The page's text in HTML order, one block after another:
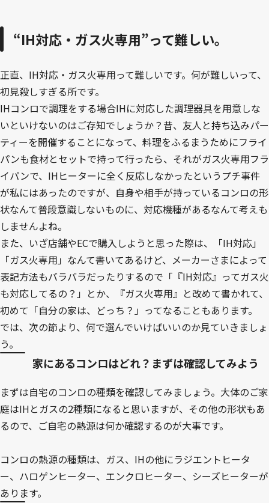
“IH対応・ガス火専用”って難しい。
正直、IH対応・ガス火専用って難しいです。何が難しいって、
初見殺しすぎる所です。
IHコンロで調理をする場合IHに対応した調理器具を用意しな
いといけないのはご存知でしょうか？昔、友人と持ち込みパー
ティーを開催することになって、料理をふるまうためにフライ
パンも食材とセットで持って行ったら、それがガス火専用フラ
イパンで、IHヒーターに全く反応しなかったというプチ事件
が私にはあったのですが、自身や相手が持っているコンロの形
状なんて普段意識しないものに、対応機種があるなんて考えも
しませんよね。
また、いざ店舗やECで購入しようと思った際は、「IH対応」
「ガス火専用」なんて書いてあるけど、メーカーさまによって
表記方法もバラバラだったりするので「『IH対応』ってガス火
も対応してるの？」とか、『ガス火専用』と改めて書かれて、
初めて「自分の家は、どっち？」ってなることもあります。
では、次の節より、何で選んでいけばいいのか見ていきましょ
う。
家にあるコンロはどれ？まずは確認してみよう
まずは自宅のコンロの種類を確認してみましょう。大体のご家
庭はIHとガスの2種類になると思いますが、その他の形状もあ
るので、ご自宅の熱源は何か確認するのが大事です。
コンロの熱源の種類は、ガス、IHの他にラジエントヒータ
ー、ハロゲンヒーター、エンクロヒーター、シーズヒーターが
あります。